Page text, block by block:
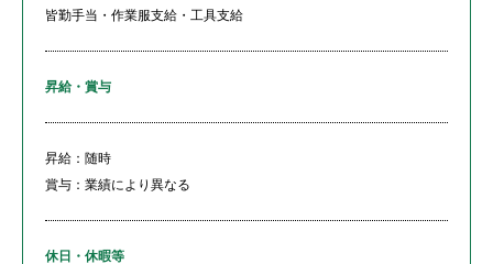
皆勤手当・作業服支給・工具支給
昇給・賞与
昇給：随時
賞与：業績により異なる
休日・休暇等